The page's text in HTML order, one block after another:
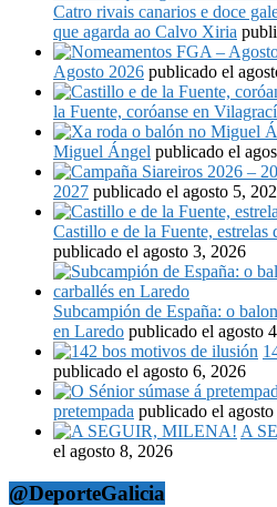
Catro rivais canarios e doce
que agarda ao Calvo Xiria
Agosto 2026 publicado el
la Fuente, coróanse en
Miguel Ángel publicado el
2027 publicado el agosto 5,
Castillo e de la Fuente, estrelas
publicado el agosto 3, 2026
Subcampión de España: o
en Laredo publicado el agosto
publicado el agosto 6, 2026
pretempada publicado el
A
el agosto 8, 2026
@DeporteGalicia